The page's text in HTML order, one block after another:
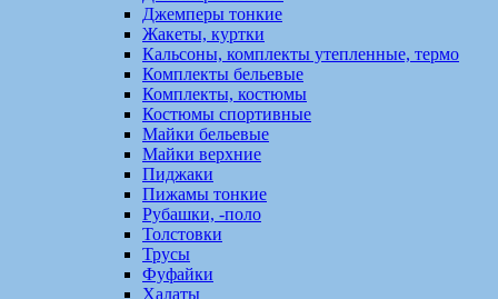
Джемперы тонкие
Жакеты, куртки
Кальсоны, комплекты утепленные, термо
Комплекты бельевые
Комплекты, костюмы
Костюмы спортивные
Майки бельевые
Майки верхние
Пиджаки
Пижамы тонкие
Рубашки, -поло
Толстовки
Трусы
Фуфайки
Халаты